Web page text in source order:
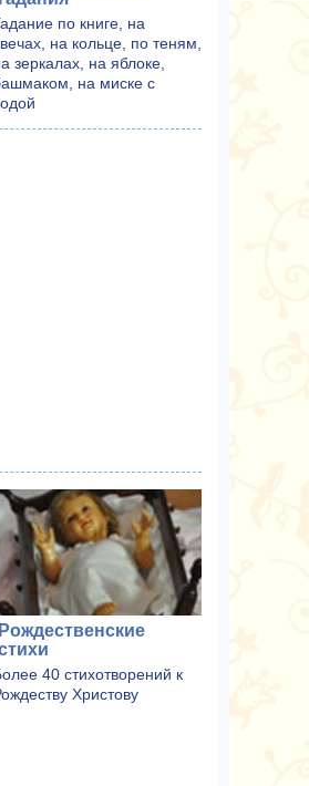
по книге, на
на кольце, по теням,
зеркалах, на яблоке,
на миске с
Рождественские
40 стихотворений к
Христову